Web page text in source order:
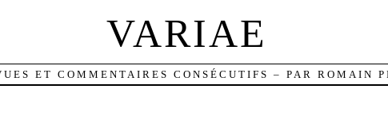
VARIAE
ET COMMENTAIRES CONSÉCUTIFS – PAR ROMAIN